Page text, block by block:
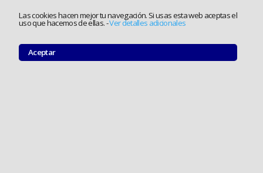
Las cookies hacen mejor tu navegación. Si usas esta web aceptas el
uso que hacemos de ellas.-Ver detalles adicionales
Aceptar